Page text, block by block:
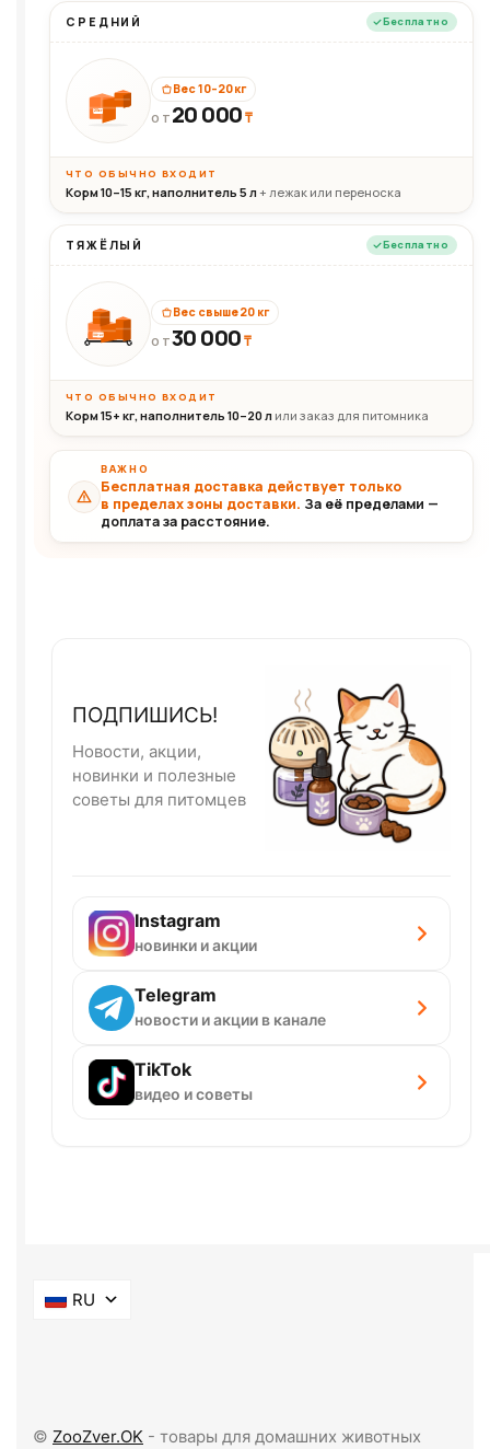
СРЕДНИЙ Бесплатно
20кг
Вес 10–20 кг
ОТ 20 000₸
ЧТО ОБЫЧНО ВХОДИТ
Корм 10–15 кг, наполнитель 5 л+ лежак или переноска
ТЯЖЁЛЫЙ Бесплатно
30+кг
Вес свыше 20 кг
ОТ30 000₸
ЧТО ОБЫЧНО ВХОДИТ
Корм 15+ кг, наполнитель 10–20 л или заказ для питомника
ВАЖНО
Бесплатная доставка действует только
в пределах зоны доставки. За её пределами —
доплата за расстояние.
ПОДПИШИСЬ!
Новости, акции,
новинки и полезные
советы для питомцев
Instagram
новинки и акции
Telegram
новости и акции в канале
TikTok
видео и советы
RU
© ZooZver.OK - товары для домашних животных